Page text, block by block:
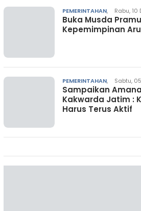
PEMERINTAHAN, Rabu, 10
Buka Musda
Kepemimpinan
PEMERINTAHAN, Sabtu,
Sampaikan
Kakwarda Jatim :
Harus Terus Aktif